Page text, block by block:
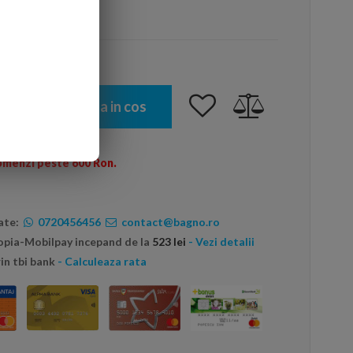
Adauga in cos
peste 600 Ron.
0720456456
contact@bagno.ro
Mobilpay incepand de la 523 lei - Vezi detalii
tbi bank - Calculeaza rata